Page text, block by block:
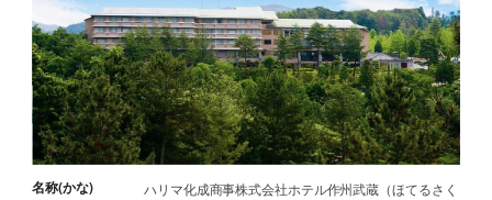
名称(かな)
ハリマ化成商事株式会社ホテル作州武蔵（ほてるさく